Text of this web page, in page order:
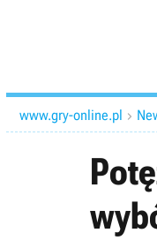
www.gry-online.pl 